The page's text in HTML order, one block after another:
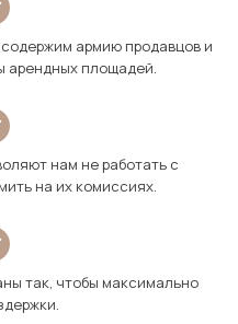
армию продавцов и
арендных площадей.
нам не работать с
на их комиссиях.
так, чтобы максимально